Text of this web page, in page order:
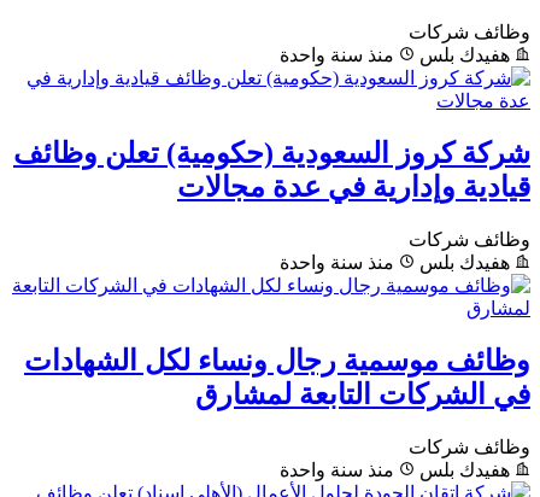
وظائف شركات
هفيدك بلس
منذ سنة واحدة
شركة كروز السعودية (حكومية) تعلن وظائف
قيادية وإدارية في عدة مجالات
وظائف شركات
هفيدك بلس
منذ سنة واحدة
وظائف موسمية رجال ونساء لكل الشهادات
في الشركات التابعة لمشارق
وظائف شركات
هفيدك بلس
منذ سنة واحدة